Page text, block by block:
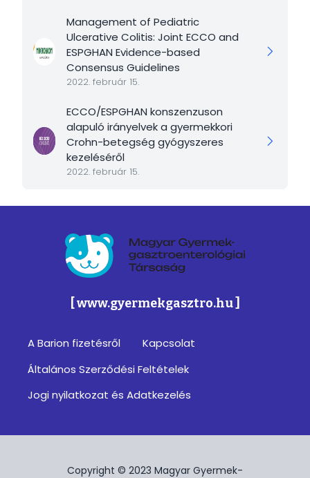
Management of Pediatric
Ulcerative Colitis: Joint ECCO and
ESPGHAN Evidence-based
Consensus Guidelines
2022. február 15.
ECCO/ESPGHAN konszenzuson
alapuló irányelvek a gyermekkori
Crohn-betegség gyógyszeres
kezeléséről
2022. február 15.
[ www.gyermekgasztro.hu ]
A Barion fizetésről
Kapcsolat
Általános Szerződési Feltételek
Jogi nyilatkozat és Adatkezelés
Copyright © 2023 Magyar Gyermek-